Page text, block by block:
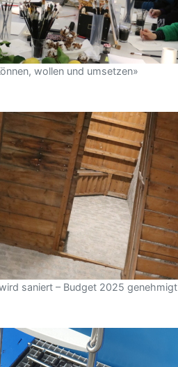
wollen und umsetzen»
saniert – Budget 2025 genehmigt